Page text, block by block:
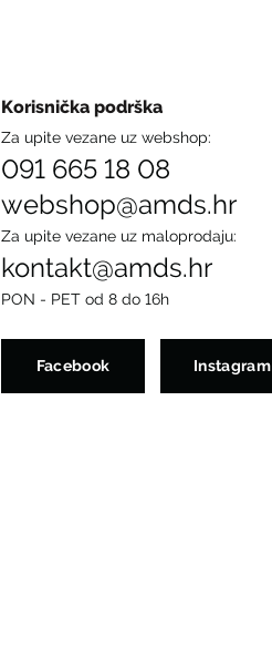
Korisnička podrška
Za upite vezane uz webshop:
091 665 18 08
webshop@amds.hr
Za upite vezane uz maloprodaju:
kontakt@amds.hr
PON - PET od 8 do 16h
Facebook Instagram